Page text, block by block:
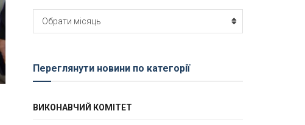
Архів
новин
Обрати місяць
Переглянути новини по категорії
ВИКОНАВЧИЙ КОМІТЕТ